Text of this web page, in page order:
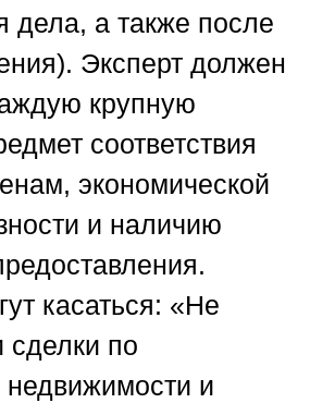
дела, а также после
Эксперт должен
крупную
соответствия
экономической
и наличию
касаться: «Не
сделки по
и